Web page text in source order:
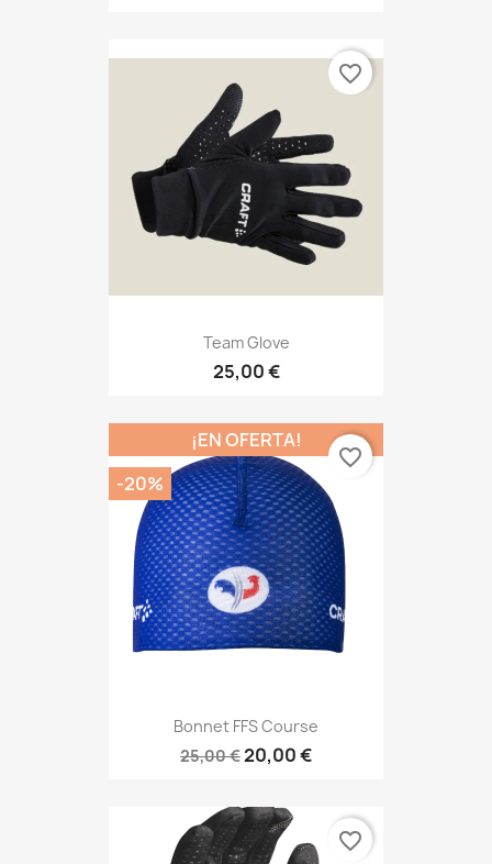
Team Glove
25,00 €
favorite_border
Bonnet FFS Course
25,00 €20,00 €
¡EN OFERTA!
-20%
favorite_border
favorite_border